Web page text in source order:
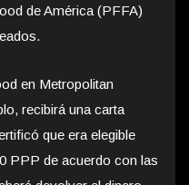
de América (PFFA)
en Metropolitan
recibirá una carta
que era elegible
PPP de acuerdo con las